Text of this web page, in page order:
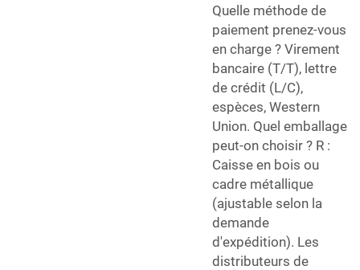
Quelle méthode de
paiement prenez-vous
en charge ? Virement
bancaire (T/T), lettre
de crédit (L/C),
espèces, Western
Union. Quel emballage
peut-on choisir ? R :
Caisse en bois ou
cadre métallique
(ajustable selon la
demande
d'expédition). Les
distributeurs de